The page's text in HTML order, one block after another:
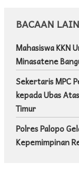
BACAAN
Mahasiswa KKN
Minasatene
Sekertaris MPC
kepada Ubas
Timur
Polres Palopo
Kepemimpinan